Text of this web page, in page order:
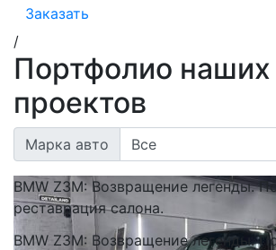
Заказать
/
Портфолио наших
проектов
Марка авто
BMW Z3M: Возвращение легенды.
реставрация салона.
BMW Z3M: Возвращение легенды.